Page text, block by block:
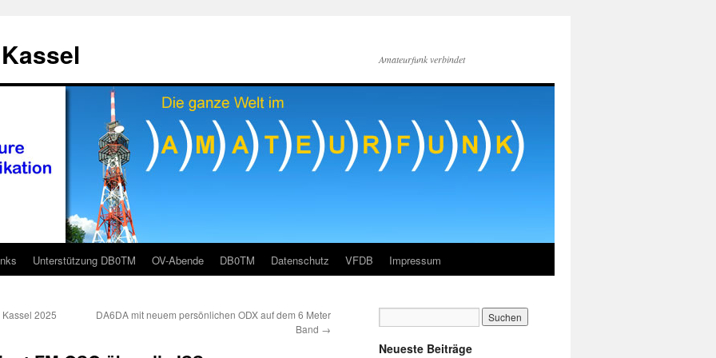
Amateurfunk verbindet
Unterstützung DB0TM OV-Abende DB0TM Datenschutz VFDB Impressum
2025
DA6DA mit neuem persönlichen ODX auf dem 6 Meter
Band →
Neueste Beiträge